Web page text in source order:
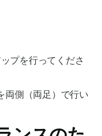
プを行ってくださ
両側（両足）で行い